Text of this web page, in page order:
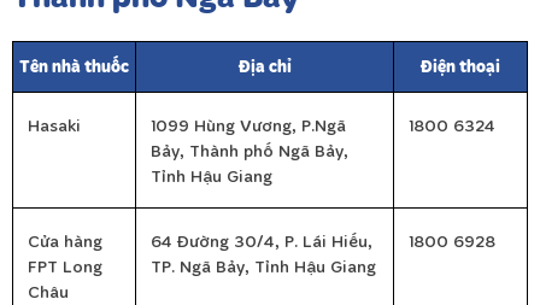
Tên nhà thuốc Địa chỉ Điện thoại
Hasaki
1099 Hùng Vương, P.Ngã
Bảy, Thành phố Ngã Bảy,
Tỉnh Hậu Giang
1800 6324
Cửa hàng
FPT Long
Châu
64 Đường 30/4, P. Lái Hiếu,
TP. Ngã Bảy, Tỉnh Hậu Giang
1800 6928